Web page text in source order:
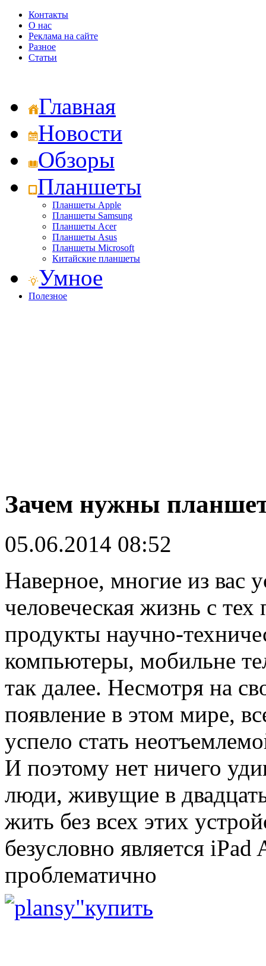
Контакты
О нас
Реклама на сайте
Разное
Статьи
Главная
Новости
Обзоры
Планшеты
Планшеты Apple
Планшеты Samsung
Планшеты Acer
Планшеты Asus
Планшеты Microsoft
Китайские планшеты
Умное
Полезное
Зачем нужны
05.06.2014 08:52
Наверное, многие из вас
человеческая жизнь с
продукты научно-
компьютеры, мобильне
так далее. Несмотря на
появление в этом мире,
успело стать
И поэтому нет ничего
люди, живущие в
жить без всех этих
безусловно является
проблематично